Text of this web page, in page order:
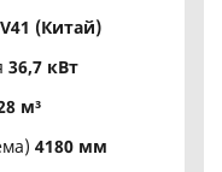
(Китай)
36,7 кВт
м³
4180 мм